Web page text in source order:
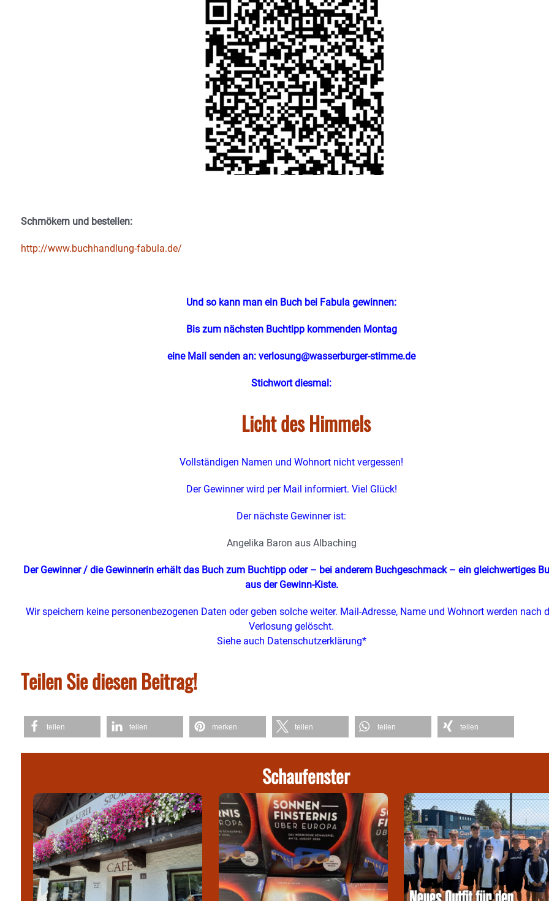
Schmökern und bestellen:
http://www.buchhandlung-fabula.de/
Und so kann man ein Buch bei Fabula gewinnen:
Bis zum nächsten Buchtipp kommenden Montag
eine Mail senden an:verlosung@wasserburger-stimme.de
Stichwort diesmal:
Licht des Himmels
Vollständigen Namen und Wohnort nicht vergessen!
Der Gewinner wird per Mail informiert. Viel Glück!
Der nächste Gewinner ist:
Angelika Baron aus Albaching
Der Gewinner / die Gewinnerin erhält das Buch zum Buchtipp oder – bei anderem Buchgeschmack – ein gleichwertiges
aus der Gewinn-Kiste.
Wir speichern keine personenbezogenen Daten oder geben solche weiter. Mail-Adresse, Name und Wohnort werden nach
Verlosung gelöscht.
Siehe auch Datenschutzerklärung*
Teilen Sie diesen Beitrag!
teilen teilen merken teilen teilen teilen
Schaufenster